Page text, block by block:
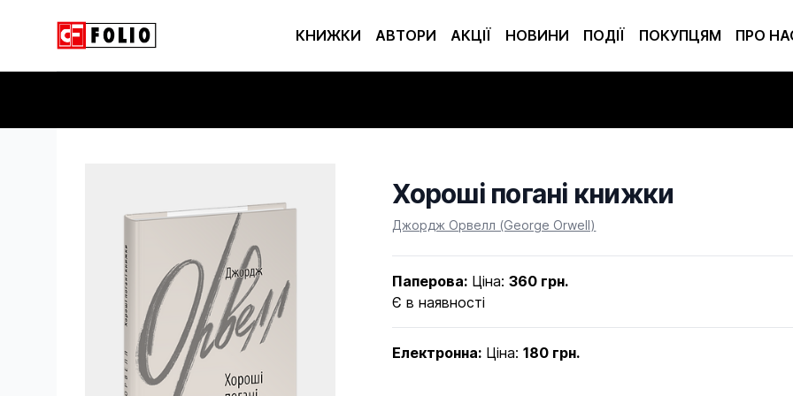
КНИЖКИ АВТОРИ АКЦІЇ НОВИНИ ПОДІЇ ПОКУПЦЯМ ПРО
Хороші погані книжки
Product information
Джордж Орвелл (George Orwell)
Паперова: Ціна:360 грн.
Є в наявності
Електронна: Ціна:180 грн.